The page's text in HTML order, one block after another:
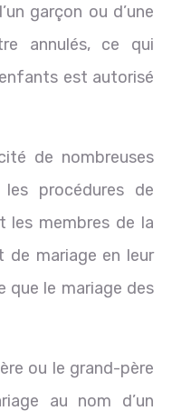
garçon ou d’une
annulés, ce qui
est autorisé
de nombreuses
procédures de
les membres de la
mariage en leur
que le mariage des
ou le grand-père
au nom d’un